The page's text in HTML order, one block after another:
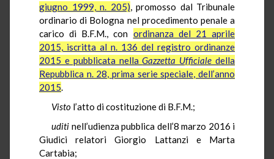
giugno 1999, n. 205), promosso dal Tribunale
ordinario di Bologna nel procedimento penale a
carico di B.F.M., con ordinanza del 21 aprile
2015, iscritta al n. 136 del registro ordinanze
2015 e pubblicata nellaGazzetta Ufficialedella
Repubblica n. 28, prima serie speciale, dell’anno
2015.
Visto l’atto di costituzione di B.F.M.;
uditi nell’udienza pubblica dell’8 marzo 2016 i
Giudici relatori Giorgio Lattanzi e Marta
Cartabia;